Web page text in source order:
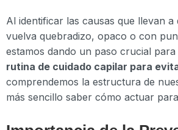
Al identificar las causas que llevan a
vuelva quebradizo, opaco o con
estamos dando un paso crucial
rutina de cuidado capilar para
comprendemos la estructura de
más sencillo saber cómo actuar